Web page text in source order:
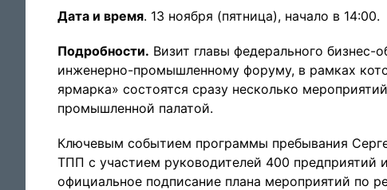
Дата и время. 13 ноября (пятница), начало в 14:00.
Подробности. Визит главы федерального
инженерно-промышленному форуму, в рамках
ярмарка» состоятся сразу несколько
промышленной палатой.
Ключевым событием программы пребывания
ТПП с участием руководителей 400 предприятий
официальное подписание плана мероприятий по